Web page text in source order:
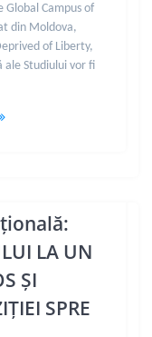
Campus of
din Moldova,
of Liberty,
ale Studiului vor fi
LA UN
ȘI
SPRE